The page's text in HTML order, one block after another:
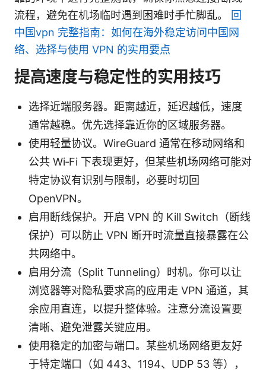
流程，避免在机场临时遇到困难时手忙脚乱。 回
中国vpn 完整指南：如何在海外稳定访问中国网
络、选择与使用 VPN 的实用要点
提高速度与稳定性的实用技巧
选择近端服务器。距离越近，延迟越低，速度
通常越稳。优先选择靠近你的区域服务器。
使用轻量协议。WireGuard 通常在移动网络和
公共 Wi‑Fi 下表现更好，但某些机场网络可能对
特定协议有识别与限制，必要时切回
OpenVPN。
启用断线保护。开启 VPN 的 Kill Switch（断线
保护）可以防止 VPN 断开时流量直接暴露在公
共网络中。
启用分流（Split Tunneling）时机。你可以让
浏览器等对隐私要求高的应用走 VPN 通道，其
余应用直连，以提升整体验。注意分流设置要
清晰、避免泄露关键应用。
使用稳定的加密与端口。某些机场网络更友好
于特定端口（如 443、1194、UDP 53 等），